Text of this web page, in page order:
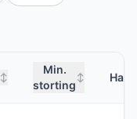
↕
Min.
storting
↕